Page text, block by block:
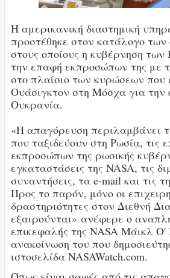
Η αμερικανική διαστημική
προστέθηκε στον κατάλογο
στους οποίους η κυβέρνηση
την επαφή εκπροσώπων της με
στο πλαίσιο των κυρώσεων που
Ουάσιγκτον στη Μόσχα για την
Ουκρανία.
«Η απαγόρευση περιλαμβάνει
που ταξιδεύουν στη Ρωσία, τις
εκπροσώπων της ρωσικής
εγκαταστάσεις της NASA, τις
συναντήσεις, τα e-mail και τις
Προς το παρόν, μόνο οι
δραστηριότητες στον Διεθνή
εξαιρούνται» ανέφερε ο
επικεφαλής της NASA Μάικλ
ανακοίνωση του που
ιστοσελίδα NASAWatch.com.